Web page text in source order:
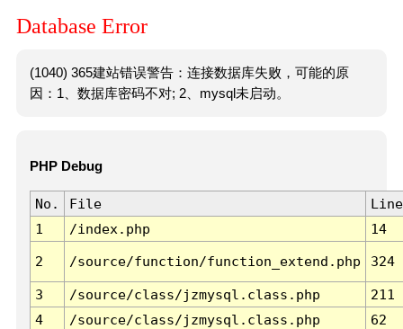
Database Error
(1040) 365建站错误警告：连接数据库失败，可能的原
因：1、数据库密码不对; 2、mysql未启动。
PHP Debug
No. File
Line
1
/index.php 14
2 /source/function/function_extend.php 324
3 /source/class/jzmysql.class.php
211
4
/source/class/jzmysql.class.php
62